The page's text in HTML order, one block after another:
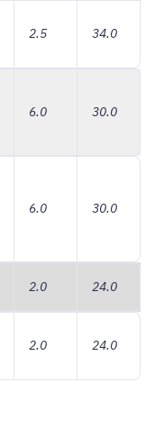
2.5 34.0
6.0 30.0
6.0 30.0
2.0 24.0
2.0 24.0